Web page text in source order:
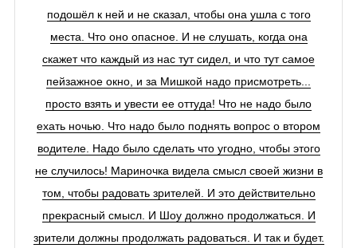
подошёл к ней и не сказал, чтобы она ушла с того
места. Что оно опасное. И не слушать, когда она
скажет что каждый из нас тут сидел, и что тут самое
пейзажное окно, и за Мишкой надо присмотреть...
просто взять и увести ее оттуда! Что не надо было
ехать ночью. Что надо было поднять вопрос о втором
водителе. Надо было сделать что угодно, чтобы этого
не случилось! Мариночка видела смысл своей жизни в
том, чтобы радовать зрителей. И это действительно
прекрасный смысл. И Шоу должно продолжаться. И
зрители должны продолжать радоваться. И так и будет.